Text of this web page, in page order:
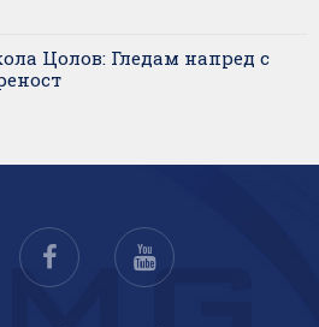
Цолов: Гледам напред с